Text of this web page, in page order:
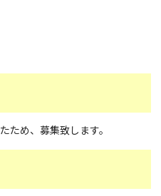
ため、募集致します。